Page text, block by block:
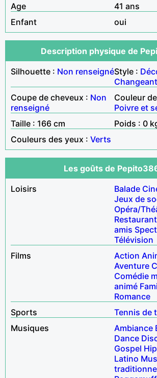
Age
41 ans
Enfant
oui
Description physique de
Silhouette : Non renseignéStyle :
Changeant
Coupe de cheveux : Non
renseigné
Couleur
Poivre et
Taille : 166 cm
Poids : 0
Couleurs des yeux : Verts
Les goûts de
Loisirs
Balade
Jeux de
Opéra/
amis
Télévision
Films
Action
Aventure
Comédie
animé
Romance
Sports
Tennis de
Musiques
Ambiance
Dance
Gospel
Latino